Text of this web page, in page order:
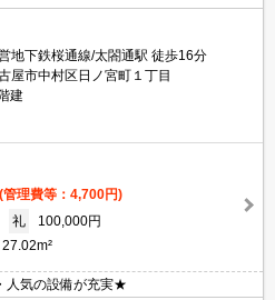
地下鉄桜通線/太閤通駅 徒歩16分
屋市中村区日ノ宮町１丁目
建
(管理費等：4,700円)
礼
100,000円
27.02m²
人気の設備が充実★